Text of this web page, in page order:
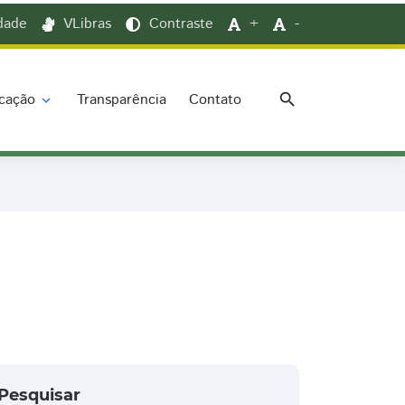
VLibras Contraste + -
expand_more Transparência Contato search